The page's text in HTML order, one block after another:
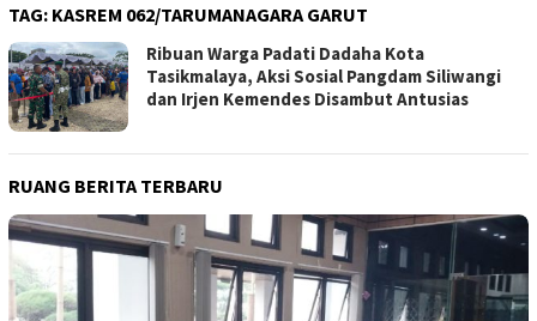
TAG: KASREM 062/TARUMANAGARA GARUT
Ribuan Warga Padati Dadaha Kota
Tasikmalaya, Aksi Sosial Pangdam Siliwangi
dan Irjen Kemendes Disambut Antusias
RUANG BERITA TERBARU